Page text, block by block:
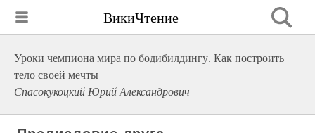
ВикиЧтение
Уроки чемпиона мира по бодибилдингу. Как построить
тело своей мечты
Спасокукоцкий Юрий Александрович